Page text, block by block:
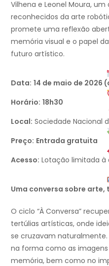
Vilhena e Leonel Moura, um
reconhecidos da arte
promete uma reflexão
memória visual e o papel
futuro artístico.
Data: 14 de maio de 2026
Horário: 18h30
Local: Sociedade Nacional
Preço: Entrada gratuita
Acesso: Lotação limitada à
Uma conversa sobre
O ciclo “À Conversa”
tertúlias artísticas, onde
se cruzavam
na forma como as
memória, bem como no